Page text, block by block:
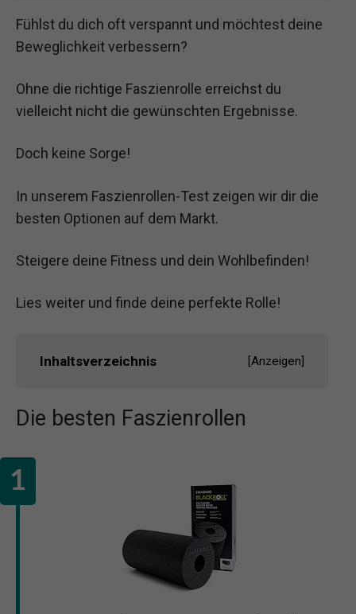
Fühlst du dich oft verspannt und möchtest deine
Beweglichkeit verbessern?
Ohne die richtige Faszienrolle erreichst du
vielleicht nicht die gewünschten Ergebnisse.
Doch keine Sorge!
In unserem Faszienrollen-Test zeigen wir dir die
besten Optionen auf dem Markt.
Steigere deine Fitness und dein Wohlbefinden!
Lies weiter und finde deine perfekte Rolle!
Inhaltsverzeichnis [Anzeigen]
Die besten Faszienrollen